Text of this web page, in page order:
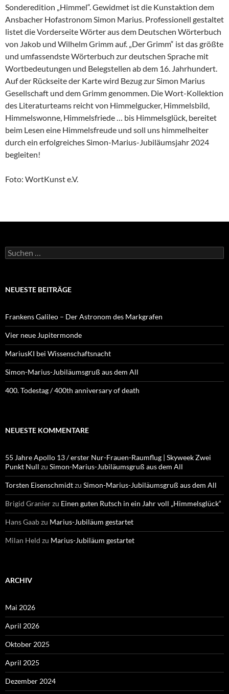
Sonderedition „Himmel“. Gewidmet ist die Kunstaktion dem
Ansbacher Hofastronom Simon Marius. Professionell gestaltet
listet die Vorderseite Wörter aus dem Deutschen Wörterbuch
von Jakob und Wilhelm Grimm auf. „Der Grimm“ ist das größte
und umfassendste Wörterbuch zur deutschen Sprache mit
Wortbedeutungen und Belegstellen ab dem 16. Jahrhundert.
Auf der Rückseite der Karte wird Bezug zur Simon Marius
Gesellschaft und dem Grimm genommen. Die Wort-Kollektion
des Literaturteams reicht von Himmelgucker, Himmelsbild,
Himmelswonne, Himmelsfriede … bis Himmelsglück, bereitet
beim Lesen eine Himmelsfreude und soll uns himmelheiter
durch ein erfolgreiches Simon-Marius-Jubiläumsjahr 2024
begleiten!
Foto: WortKunst e.V.
Suchen
nach:
NEUESTE BEITRÄGE
Frankens Galileo – Der Astronom des Markgrafen
Vier neue Jupitermonde
MariusKI bei Wissenschaftsnacht
Simon-Marius-Jubiläumsgruß aus dem All
400. Todestag / 400th anniversary of death
NEUESTE KOMMENTARE
55 Jahre Apollo 13 / erster Nur-Frauen-Raumflug | Skyweek Zwei
Punkt Null zu Simon-Marius-Jubiläumsgruß aus dem All
Torsten Eisenschmidtzu Simon-Marius-Jubiläumsgruß aus dem All
Brigid Granierzu Einen guten Rutsch in ein Jahr voll „Himmelsglück“
Hans Gaabzu Marius-Jubiläum gestartet
Milan Held zu Marius-Jubiläum gestartet
ARCHIV
Mai 2026
April 2026
Oktober 2025
April 2025
Dezember 2024